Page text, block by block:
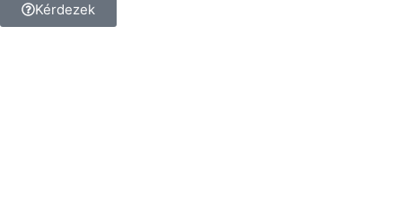
Kérdezek